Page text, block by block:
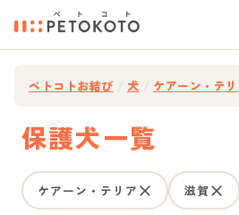
ペトコトお結び 犬 ケアーン・テ
保護犬一覧
ケアーン・テリア 滋賀